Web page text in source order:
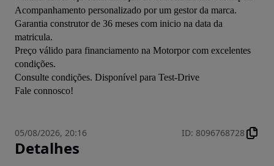
Acompanhamento personalizado por um gestor da marca.
Garantia construtor de 36 meses com inicio na data da
matricula.
Preço válido para financiamento na Motorpor com excelentes
condições.
Consulte condições. Disponível para Test-Drive
Fale connosco!
05/08/2026, 20:16 ID: 8096768728
Detalhes